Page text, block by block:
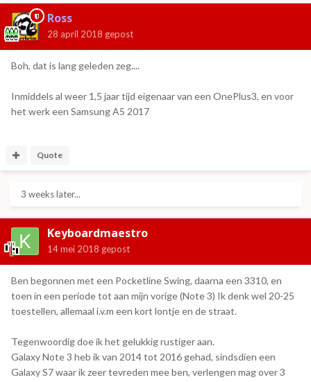
Van de tweede naar de derde telefoon mede overgestapt
voornaamste reden was toch altijd dat de voorganger niet
meer (fatsoenlijk) werkte.
Ross
28 april 2018 gepost
Boh, dat is lang geleden zeg....
Inmiddels al weer 1,5 jaar tijd eigenaar van een OnePlus3, en voor
het werk een Samsung A5 2017
Quote
3 weeks later...
Keyboardmaestro
14 mei 2018 gepost
Ben begonnen met een Pocketline Swing, daarna een 3310, en
toen in een periode tot aan mijn vorige (Note 3) Ik denk wel 20-25
toestellen, allemaal i.v.m een kort lontje en de straat.
Tegenwoordig doe ik het gelukkig rustiger aan.
Galaxy Note 3 heb ik van 2014 tot 2016 gehad, sindsdien een
Galaxy S7 waar ik zeer tevreden mee ben, verlengen mag over 3